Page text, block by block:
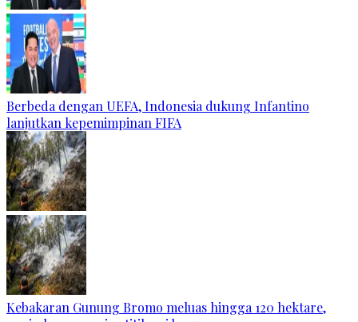
Berbeda dengan UEFA, Indonesia dukung Infantino
lanjutkan kepemimpinan FIFA
Kebakaran Gunung Bromo meluas hingga 120 hektare,